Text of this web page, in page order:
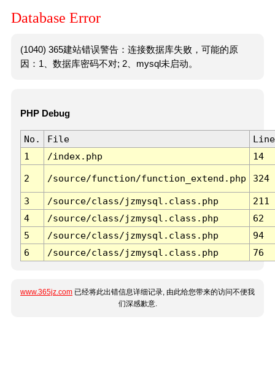
Database Error
(1040) 365建站错误警告：连接数据库失败，可能的原
因：1、数据库密码不对; 2、mysql未启动。
PHP Debug
No. File
Line
1
/index.php 14
2 /source/function/function_extend.php 324
3 /source/class/jzmysql.class.php
211
4
/source/class/jzmysql.class.php
62
5
/source/class/jzmysql.class.php
94
6
/source/class/jzmysql.class.php 76
www.365jz.com 已经将此出错信息详细记录, 由此给您带来的访问不便我
们深感歉意.